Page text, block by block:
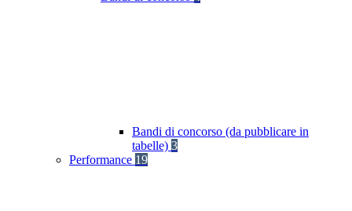
Bandi di concorso (da pubblicare in
tabelle) 3
Performance 19